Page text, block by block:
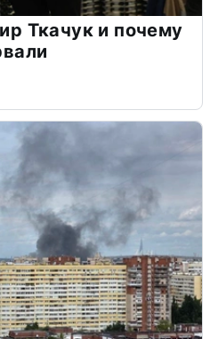
Ткачук и почему